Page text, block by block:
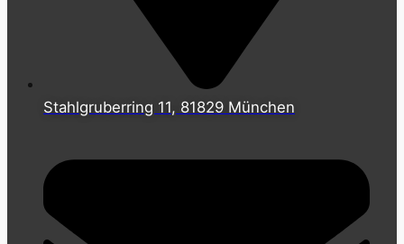
Stahlgruberring 11, 81829 München